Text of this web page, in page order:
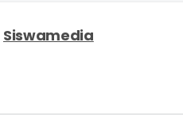
Siswamedia